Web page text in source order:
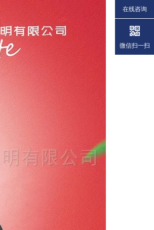
在线咨询
微信扫一扫